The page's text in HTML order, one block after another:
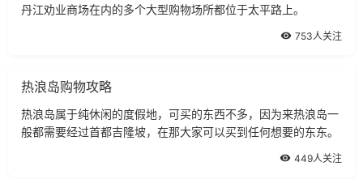
丹江劝业商场在内的多个大型购物场所都位于太平路上。
753人关注
热浪岛购物攻略
热浪岛属于纯休闲的度假地，可买的东西不多，因为来热浪岛一
般都需要经过首都吉隆坡，在那大家可以买到任何想要的东东。
449人关注